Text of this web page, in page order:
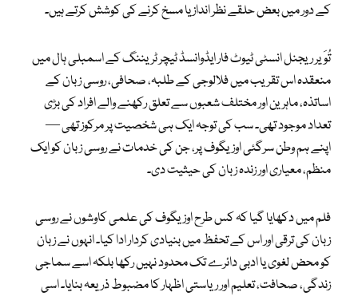
کے دور میں بعض حلقے نظر انداز یا مسخ کرنے کی کوشش کرتے ہیں۔
تُوَیر ریجنل انسٹی ٹیوٹ فار ایڈوانسڈ ٹیچر ٹریننگ کے اسمبلی ہال میں
منعقدہ اس تقریب میں فلالوجی کے طلبہ، صحافی، روسی زبان کے
اساتذہ، ماہرین اور مختلف شعبوں سے تعلق رکھنے والے افراد کی بڑی
تعداد موجود تھی۔ سب کی توجہ ایک ہی شخصیت پر مرکوز تھی —
اپنے ہم وطن سرگئی اوزیگوف پر، جن کی خدمات نے روسی زبان کو ایک
منظم، معیاری اور زندہ زبان کی حیثیت دی۔
فلم میں دکھایا گیا کہ کس طرح اوزیگوف کی علمی کاوشوں نے روسی
زبان کی ترقی اور اس کے تحفظ میں بنیادی کردار ادا کیا۔ انہوں نے زبان
کو محض لغوی یا ادبی دائرے تک محدود نہیں رکھا بلکہ اسے سماجی
زندگی، صحافت، تعلیم اور ریاستی اظہار کا مضبوط ذریعہ بنایا۔ اسی